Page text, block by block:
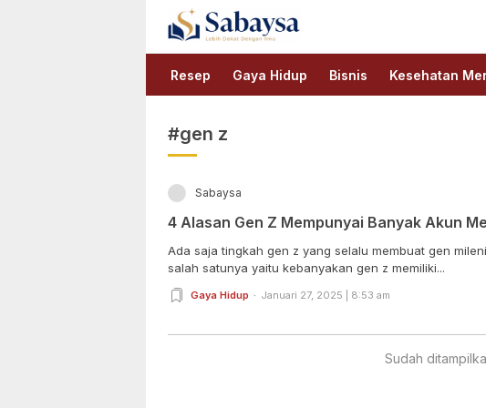
Sabaysa
Lebih Dekat Dengan Ilmu
Resep Gaya Hidup Bisnis Kesehatan
#gen z
Sabaysa
4 Alasan Gen Z Mempunyai Banyak Akun
Ada saja tingkah gen z yang selalu membuat gen
salah satunya yaitu kebanyakan gen z memiliki...
Gaya Hidup Januari 27, 2025 | 8:53 am
Sudah